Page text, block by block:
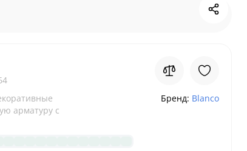
арматуру с
Бренд: Blanco